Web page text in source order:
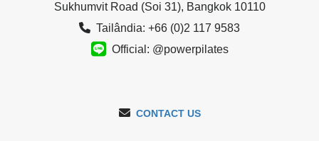
Sukhumvit Road (Soi 31), Bangkok 10110
Tailândia: +66 (0)2 117 9583
Official: @powerpilates
CONTACT US